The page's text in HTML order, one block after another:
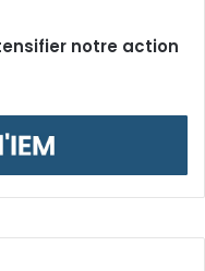
notre action